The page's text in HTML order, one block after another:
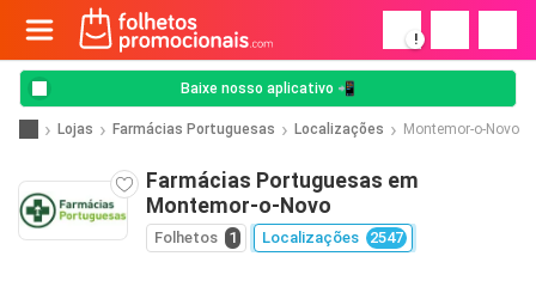
!
Baixe nosso aplicativo 📲
Lojas Farmácias Portuguesas Localizações Montemor-o-Novo
Farmácias Portuguesas em
Montemor-o-Novo
Folhetos 1 Localizações 2547